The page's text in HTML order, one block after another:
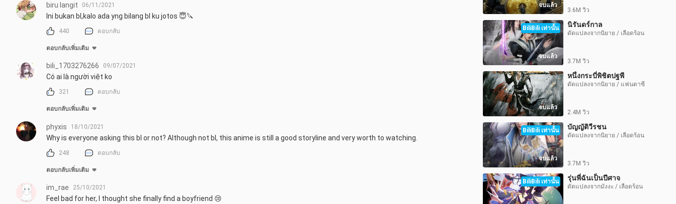
จบแล้ว
3.6M วิว
จบแล้ว
BiliBili เท่านั้น นิรันดร์กาล
ดัดแปลงจากนิยาย / เลือดร้อน
3.7M วิว
จบแล้ว
หนึ่งกระบี่พิชิตปฐพี
ดัดแปลงจากนิยาย / แฟนตาซี
2.4M วิว
จบแล้ว
BiliBili เท่านั้น บัญญัติวีรชน
ดัดแปลงจากนิยาย / เลือดร้อน
3.7M วิว
BiliBili เท่านั้น รุ่นพี่ฉันเป็นปีศาจ
ดัดแปลงจากมังงะ / เลือดร้อน
biru langit 06/11/2021
Ini bukan bl,kalo ada yng bilang bl ku jotos 😇🔪
440 ตอบกลับ
ตอบกลับเพิ่มเติม
bili_1703276266 09/07/2021
Có ai là người việt ko
321 ตอบกลับ
ตอบกลับเพิ่มเติม
phyxis 18/10/2021
Why is everyone asking this bl or not? Although not bl, this anime is still a good storyline and very worth to watching.
248 ตอบกลับ
ตอบกลับเพิ่มเติม
im_rae 25/10/2021
Feel bad for her, I thought she finally find a boyfriend 😢